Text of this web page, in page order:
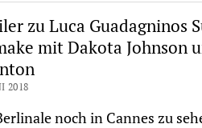
zu Luca Guadagninos
mit Dakota Johnson
2018
noch in Cannes zu